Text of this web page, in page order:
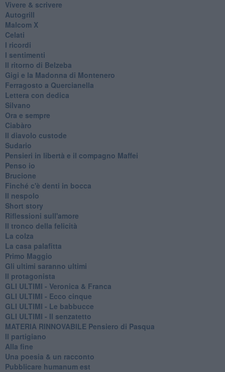
Vivere & scrivere
Autogrill
Malcom X
Celati
I ricordi
I sentimenti
Il ritorno di Belzeba
Gigi e la Madonna di Montenero
Ferragosto a Quercianella
Lettera con dedica
Silvano
Ora e sempre
Ciabàro
Il diavolo custode
Sudario
Pensieri in libertà e il compagno Maffei
Penso io
Brucione
Finché c'è denti in bocca
Il nespolo
Short story
Riflessioni sull'amore
Il tronco della felicità
La colza
La casa palafitta
Primo Maggio
Gli ultimi saranno ultimi
Il protagonista
GLI ULTIMI - Veronica & Franca
GLI ULTIMI - Ecco cinque
GLI ULTIMI - Le babbucce
GLI ULTIMI - Il senzatetto
MATERIA RINNOVABILE Pensiero di Pasqua
Il partigiano
Alla fine
Una poesia & un racconto
Pubblicare humanum est